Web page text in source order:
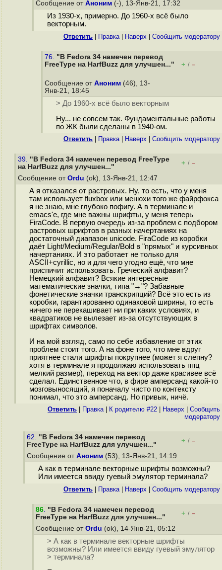
Сообщение от Аноним (-), 13-Янв-21, 17:32
Из 1930-х, примерно. До 1960-х всё было
векторным.
Ответить Правка| Наверх Cообщить модератору
76. "В Fedora 34 намечен перевод
FreeType на HarfBuzz для улучшен..."
+ / –
Сообщение от Аноним (46), 13-
Янв-21, 18:45
> До 1960-х всё было векторным
Ну... не совсем так. Фундаментальные работы
по ЖК были сделаны в 1940-ом.
Ответить Правка| Наверх Cообщить модератору
39. "В Fedora 34 намечен перевод FreeType
на HarfBuzz для улучшен..."
+ / –
Сообщение от Ordu (ok), 13-Янв-21, 12:47
А я отказался от растровых. Ну, то есть, что у меня
там использует fluxbox или менюхи того же файрфокса
я не знаю, мне глубоко пофигу. А в терминале и
emacs'е, где мне важны шрифты, у меня теперь
FiraCode. В первую очередь из-за проблем с подбором
растровых шрифтов в разных начертаниях на
достаточный диапазон unicode. FiraCode из коробки
даёт Light/Medium/Regular/Bold в "прямых" и курсивных
начертаниях. И это работает не только для
ASCII+cyrillic, но и для чего угодно ещё, что мне
приспичит использовать. Греческий алфавит?
Немецкий алфавит? Всякие интересные
математические значки, типа "→"? Забавные
фонетические значки транскрипций? Всё это есть из
коробки, гарантированно одинаковой ширины, то есть
ничего не перекашивает ни при каких условиях, и
квадратиков не вылезает из-за отсутствующих в
шрифтах символов.
И на мой взгляд, само по себе избавление от этих
проблем стоит того. А на фоне того, что мне вдруг
приятнее стали шрифты покрупнее (может я слепну?
хотя в терминале я продолжаю использовать ппц
мелкий размер), переход на вектор даже красивее всё
сделал. Единственное что, в фире амперсанд какой-то
мозговыносящий, я поначалу чисто по контексту
понимал, что это амперсанд. Но привык, ничё.
Ответить Правка| К родителю #22 Наверх
Cообщить
модератору
62. "В Fedora 34 намечен перевод
FreeType на HarfBuzz для улучшен..."
+ / –
Сообщение от Аноним (53), 13-Янв-21, 14:19
А как в терминале векторные шрифты возможны?
Или имеется ввиду гуевый эмулятор терминала?
Ответить Правка| Наверх Cообщить модератору
86. "В Fedora 34 намечен перевод
FreeType на HarfBuzz для улучшен..."
+ / –
Сообщение от Ordu (ok), 14-Янв-21, 05:12
> А как в терминале векторные шрифты
возможны? Или имеется ввиду гуевый эмулятор
> терминала?